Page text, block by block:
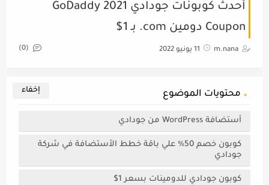
أحدث كوبونات جودادي 2021 GoDaddy
Coupon دومين com. بـ 1$
m.nana 11 يونيو 2022 (0)
محتويات الموضوع
أستضافة WordPress من جودادي
كوبون خصم 50% علي باقة خطط الأستضافة في شركة
جودادي
كوبون جودادي للدومينات بسعر 1$